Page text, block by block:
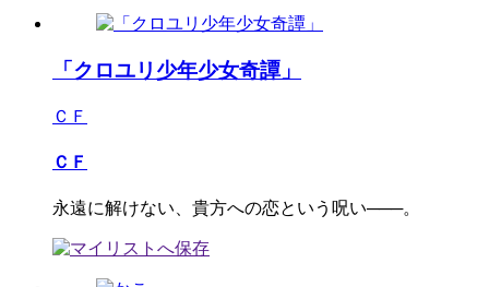
「クロユリ少年少女奇譚」
ＣＦ
ＣＦ
永遠に解けない、貴方への恋という呪い───。